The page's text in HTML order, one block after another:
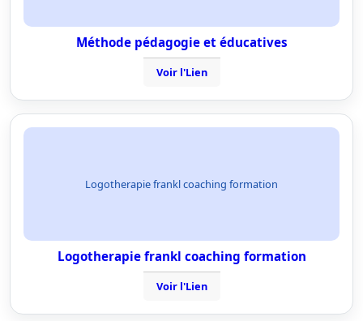
Méthode pédagogie et éducatives
Voir l'Lien
Logotherapie frankl coaching formation
Logotherapie frankl coaching formation
Voir l'Lien